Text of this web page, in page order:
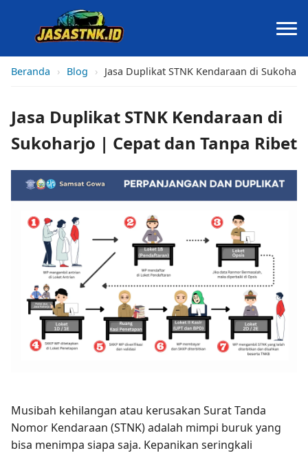
Beranda › Blog › Jasa Duplikat STNK Kendaraan di
Jasa Duplikat STNK Kendaraan di
Sukoharjo | Cepat dan Tanpa Ribet
Musibah kehilangan atau kerusakan Surat Tanda
Nomor Kendaraan (STNK) adalah mimpi buruk yang
bisa menimpa siapa saja. Kepanikan seringkali